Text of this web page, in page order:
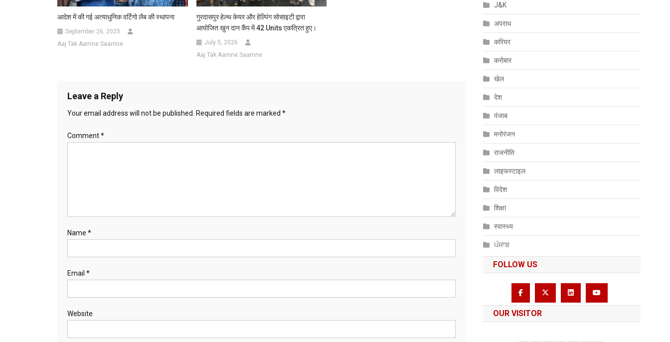
आदेश में की गई अत्याधुनिक वर्टिगो लैब की स्थापना
September 26, 2025
Aaj Tak Aamne Saamne
गुरदासपुर हेल्थ केयर और हेल्पिंग सोसाइटी द्वारा
आयोजित खुन दान कैंप में 42 Units एकत्रित हुए।
July 5, 2026
Aaj Tak Aamne Saamne
Leave a Reply
Your email address will not be published. Required fields are marked *
Comment*
Name *
Email *
Website
J&K
अपराध
करियर
करोबार
खेल
देश
पंजाब
मनोरंजन
राजनीति
लाइफस्टाइल
विदेश
शिक्षा
स्वास्थ्य
ਪੰਜਾਬ
FOLLOW US
OUR VISITOR